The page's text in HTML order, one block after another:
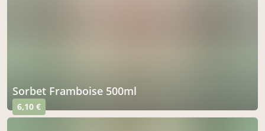
Sorbet Framboise 500ml
6,10 €